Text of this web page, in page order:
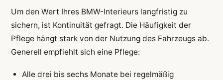
Um den Wert Ihres BMW-Interieurs langfristig zu
sichern, ist Kontinuität gefragt. Die Häufigkeit der
Pflege hängt stark von der Nutzung des Fahrzeugs ab.
Generell empfiehlt sich eine Pflege:
Alle drei bis sechs Monate bei regelmäßig